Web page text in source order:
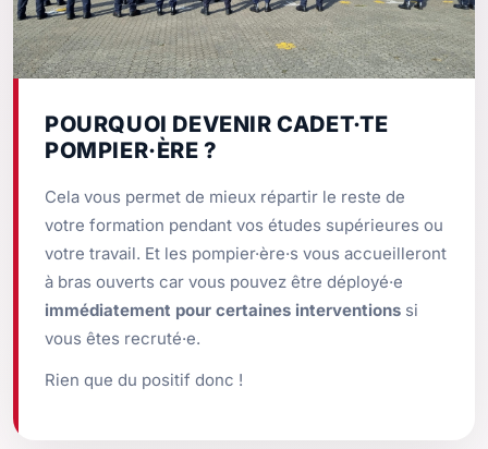
POURQUOI DEVENIR CADET·TE
POMPIER·ÈRE ?
Cela vous permet de mieux répartir le reste de
votre formation pendant vos études supérieures ou
votre travail. Et les pompier·ère·s vous accueilleront
à bras ouverts car vous pouvez être déployé·e
immédiatement pour certaines interventions si
vous êtes recruté·e.
Rien que du positif donc !